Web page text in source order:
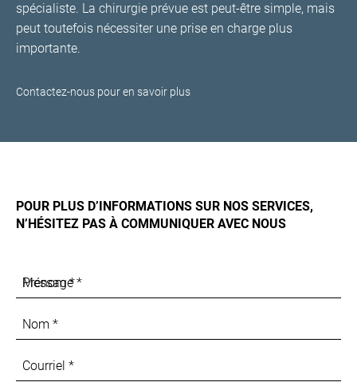
spécialiste. La chirurgie prévue est peut-être simple, mais
peut toutefois nécessiter une prise en charge plus
importante.
Contactez-nous pour en savoir plus
POUR PLUS D’INFORMATIONS SUR NOS SERVICES,
N’HÉSITEZ PAS À COMMUNIQUER AVEC NOUS
Prénom*
Nom *
Courriel *
Message*